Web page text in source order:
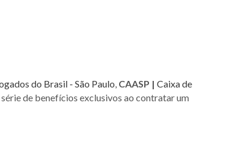
do Brasil - São Paulo, CAASP | Caixa de
de benefícios exclusivos ao contratar um